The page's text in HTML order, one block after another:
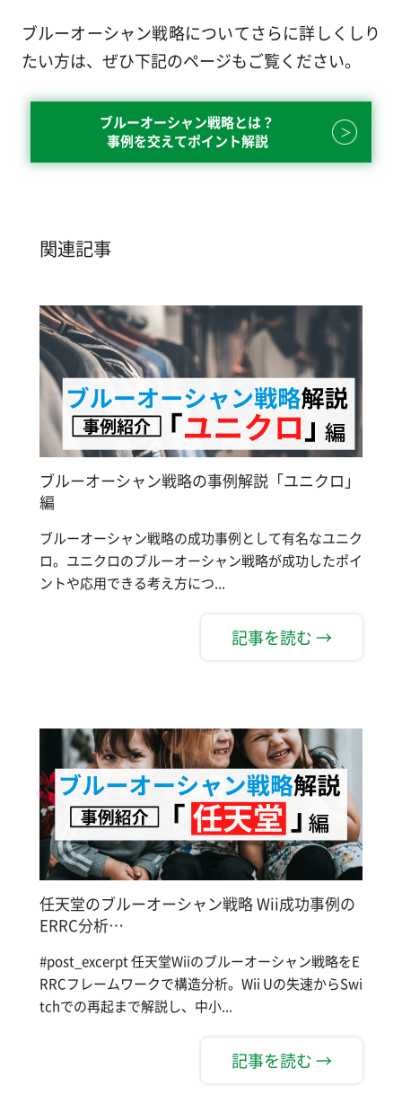
ブルーオーシャン戦略についてさらに詳しくしり
たい方は、ぜひ下記のページもご覧ください。
ブルーオーシャン戦略とは？
事例を交えてポイント解説
関連記事
ブルーオーシャン戦略の事例解説「ユニクロ」
編
ブルーオーシャン戦略の成功事例として有名なユニク
ロ。ユニクロのブルーオーシャン戦略が成功したポイ
ントや応用できる考え方につ...
記事を読む →
任天堂のブルーオーシャン戦略 Wii成功事例の
ERRC分析…
#post_excerpt 任天堂Wiiのブルーオーシャン戦略をE
RRCフレームワークで構造分析。Wii Uの失速からSwi
tchでの再起まで解説し、中小...
記事を読む →